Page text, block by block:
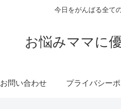
今日をがんばる全て
お悩みママに
お問い合わせ